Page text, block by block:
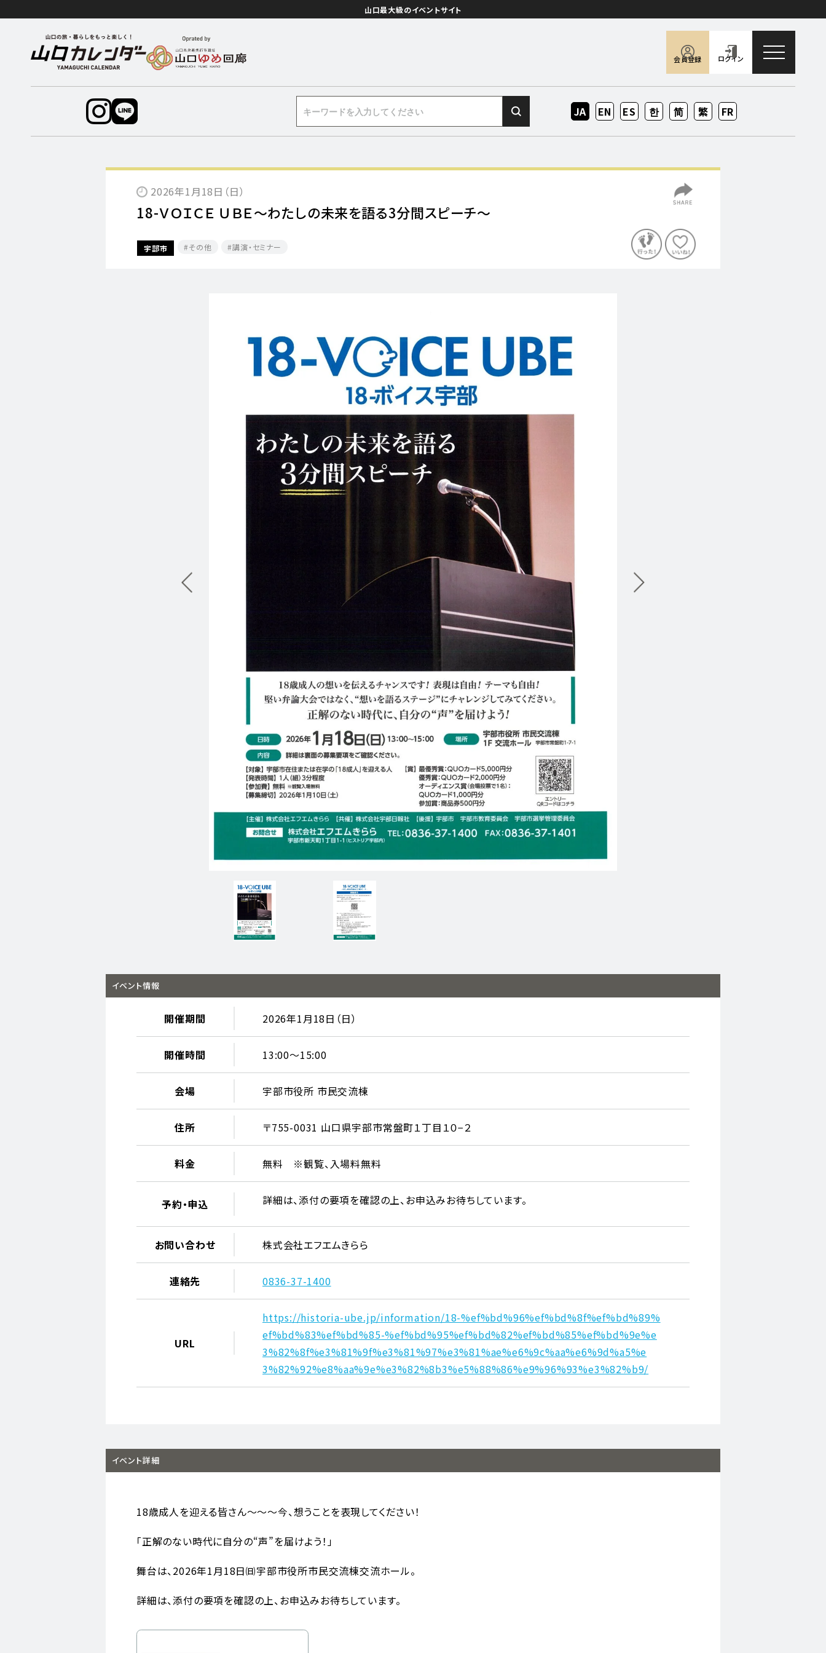
山口最大級のイベントサイト
会員登録 ログイン toggle
ZH-
ZH-
EN FR
JA KO
ES
2026年1月18日（日）
18-ＶＯＩＣＥ ＵＢＥ～わたしの未来を語る3分間スピーチ～
宇部市 その他 講演・セミナー
イベント情報
開催期間 2026年1月18日（日）
開催時間 13:00～15:00
会場 宇部市役所 市民交流棟
住所 〒755-0031 山口県宇部市常盤町１丁目１０−２
料金 無料 ※観覧、入場料無料
予約・申込 詳細は、添付の要項を確認の上、お申込みお待ちしています。
お問い合わせ 株式会社エフエムきらら
連絡先 0836-37-1400
URL
https://historia-ube.jp/information/18-%ef%bd%96%ef%bd%8f%ef%bd%89%
ef%bd%83%ef%bd%85-%ef%bd%95%ef%bd%82%ef%bd%85%ef%bd%9e%e
3%82%8f%e3%81%9f%e3%81%97%e3%81%ae%e6%9c%aa%e6%9d%a5%e
3%82%92%e8%aa%9e%e3%82%8b3%e5%88%86%e9%96%93%e3%82%b9/
イベント詳細
18歳成人を迎える皆さん～～～今、想うことを表現してください！
「正解のない時代に自分の“声”を届けよう！」
舞台は、2026年1月18日㈰宇部市役所市民交流棟交流ホール。
詳細は、添付の要項を確認の上、お申込みお待ちしています。